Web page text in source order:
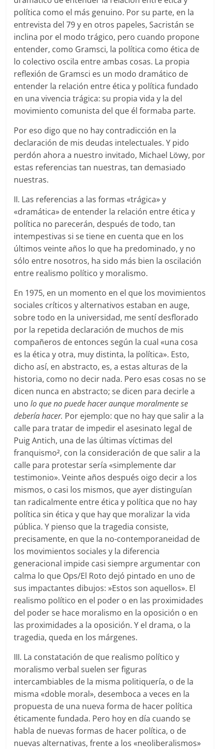
política como el más genuino. Por su parte, en la
entrevista del 79 y en otros papeles, Sacristán se
inclina por el modo trágico, pero cuando propone
entender, como Gramsci, la política como ética de
lo colectivo oscila entre ambas cosas. La propia
reflexión de Gramsci es un modo dramático de
entender la relación entre ética y política fundado
en una vivencia trágica: su propia vida y la del
movimiento comunista del que él formaba parte.
Por eso digo que no hay contradicción en la
declaración de mis deudas intelectuales. Y pido
perdón ahora a nuestro invitado, Michael Löwy, por
estas referencias tan nuestras, tan demasiado
nuestras.
II. Las referencias a las formas «trágica» y
«dramática» de entender la relación entre ética y
política no parecerán, después de todo, tan
intempestivas si se tiene en cuenta que en los
últimos veinte años lo que ha predominado, y no
sólo entre nosotros, ha sido más bien la oscilación
entre realismo político y moralismo.
En 1975, en un momento en el que los movimientos
sociales críticos y alternativos estaban en auge,
sobre todo en la universidad, me sentí desflorado
por la repetida declaración de muchos de mis
compañeros de entonces según la cual «una cosa
es la ética y otra, muy distinta, la política». Esto,
dicho así, en abstracto, es, a estas alturas de la
historia, como no decir nada. Pero esas cosas no se
dicen nunca en abstracto; se dicen para decirle a
unolo que no puede hacer aunque moralmente se
debería hacer. Por ejemplo: que no hay que salir a la
calle para tratar de impedir el asesinato legal de
Puig Antich, una de las últimas víctimas del
franquismo2, con la consideración de que salir a la
calle para protestar sería «simplemente dar
testimonio». Veinte años después oigo decir a los
mismos, o casi los mismos, que ayer distinguían
tan radicalmente entre ética y política que no hay
política sin ética y que hay que moralizar la vida
pública. Y pienso que la tragedia consiste,
precisamente, en que la no-contemporaneidad de
los movimientos sociales y la diferencia
generacional impide casi siempre argumentar con
calma lo que Ops/El Roto dejó pintado en uno de
sus impactantes dibujos: »Estos son aquellos». El
realismo político en el poder o en las proximidades
del poder se hace moralismo en la oposición o en
las proximidades a la oposición. Y el drama, o la
tragedia, queda en los márgenes.
III. La constatación de que realismo político y
moralismo verbal suelen ser figuras
intercambiables de la misma politiquería, o de la
misma «doble moral», desemboca a veces en la
propuesta de una nueva forma de hacer política
éticamente fundada. Pero hoy en día cuando se
habla de nuevas formas de hacer política, o de
nuevas alternativas, frente a los «neoliberalismos»